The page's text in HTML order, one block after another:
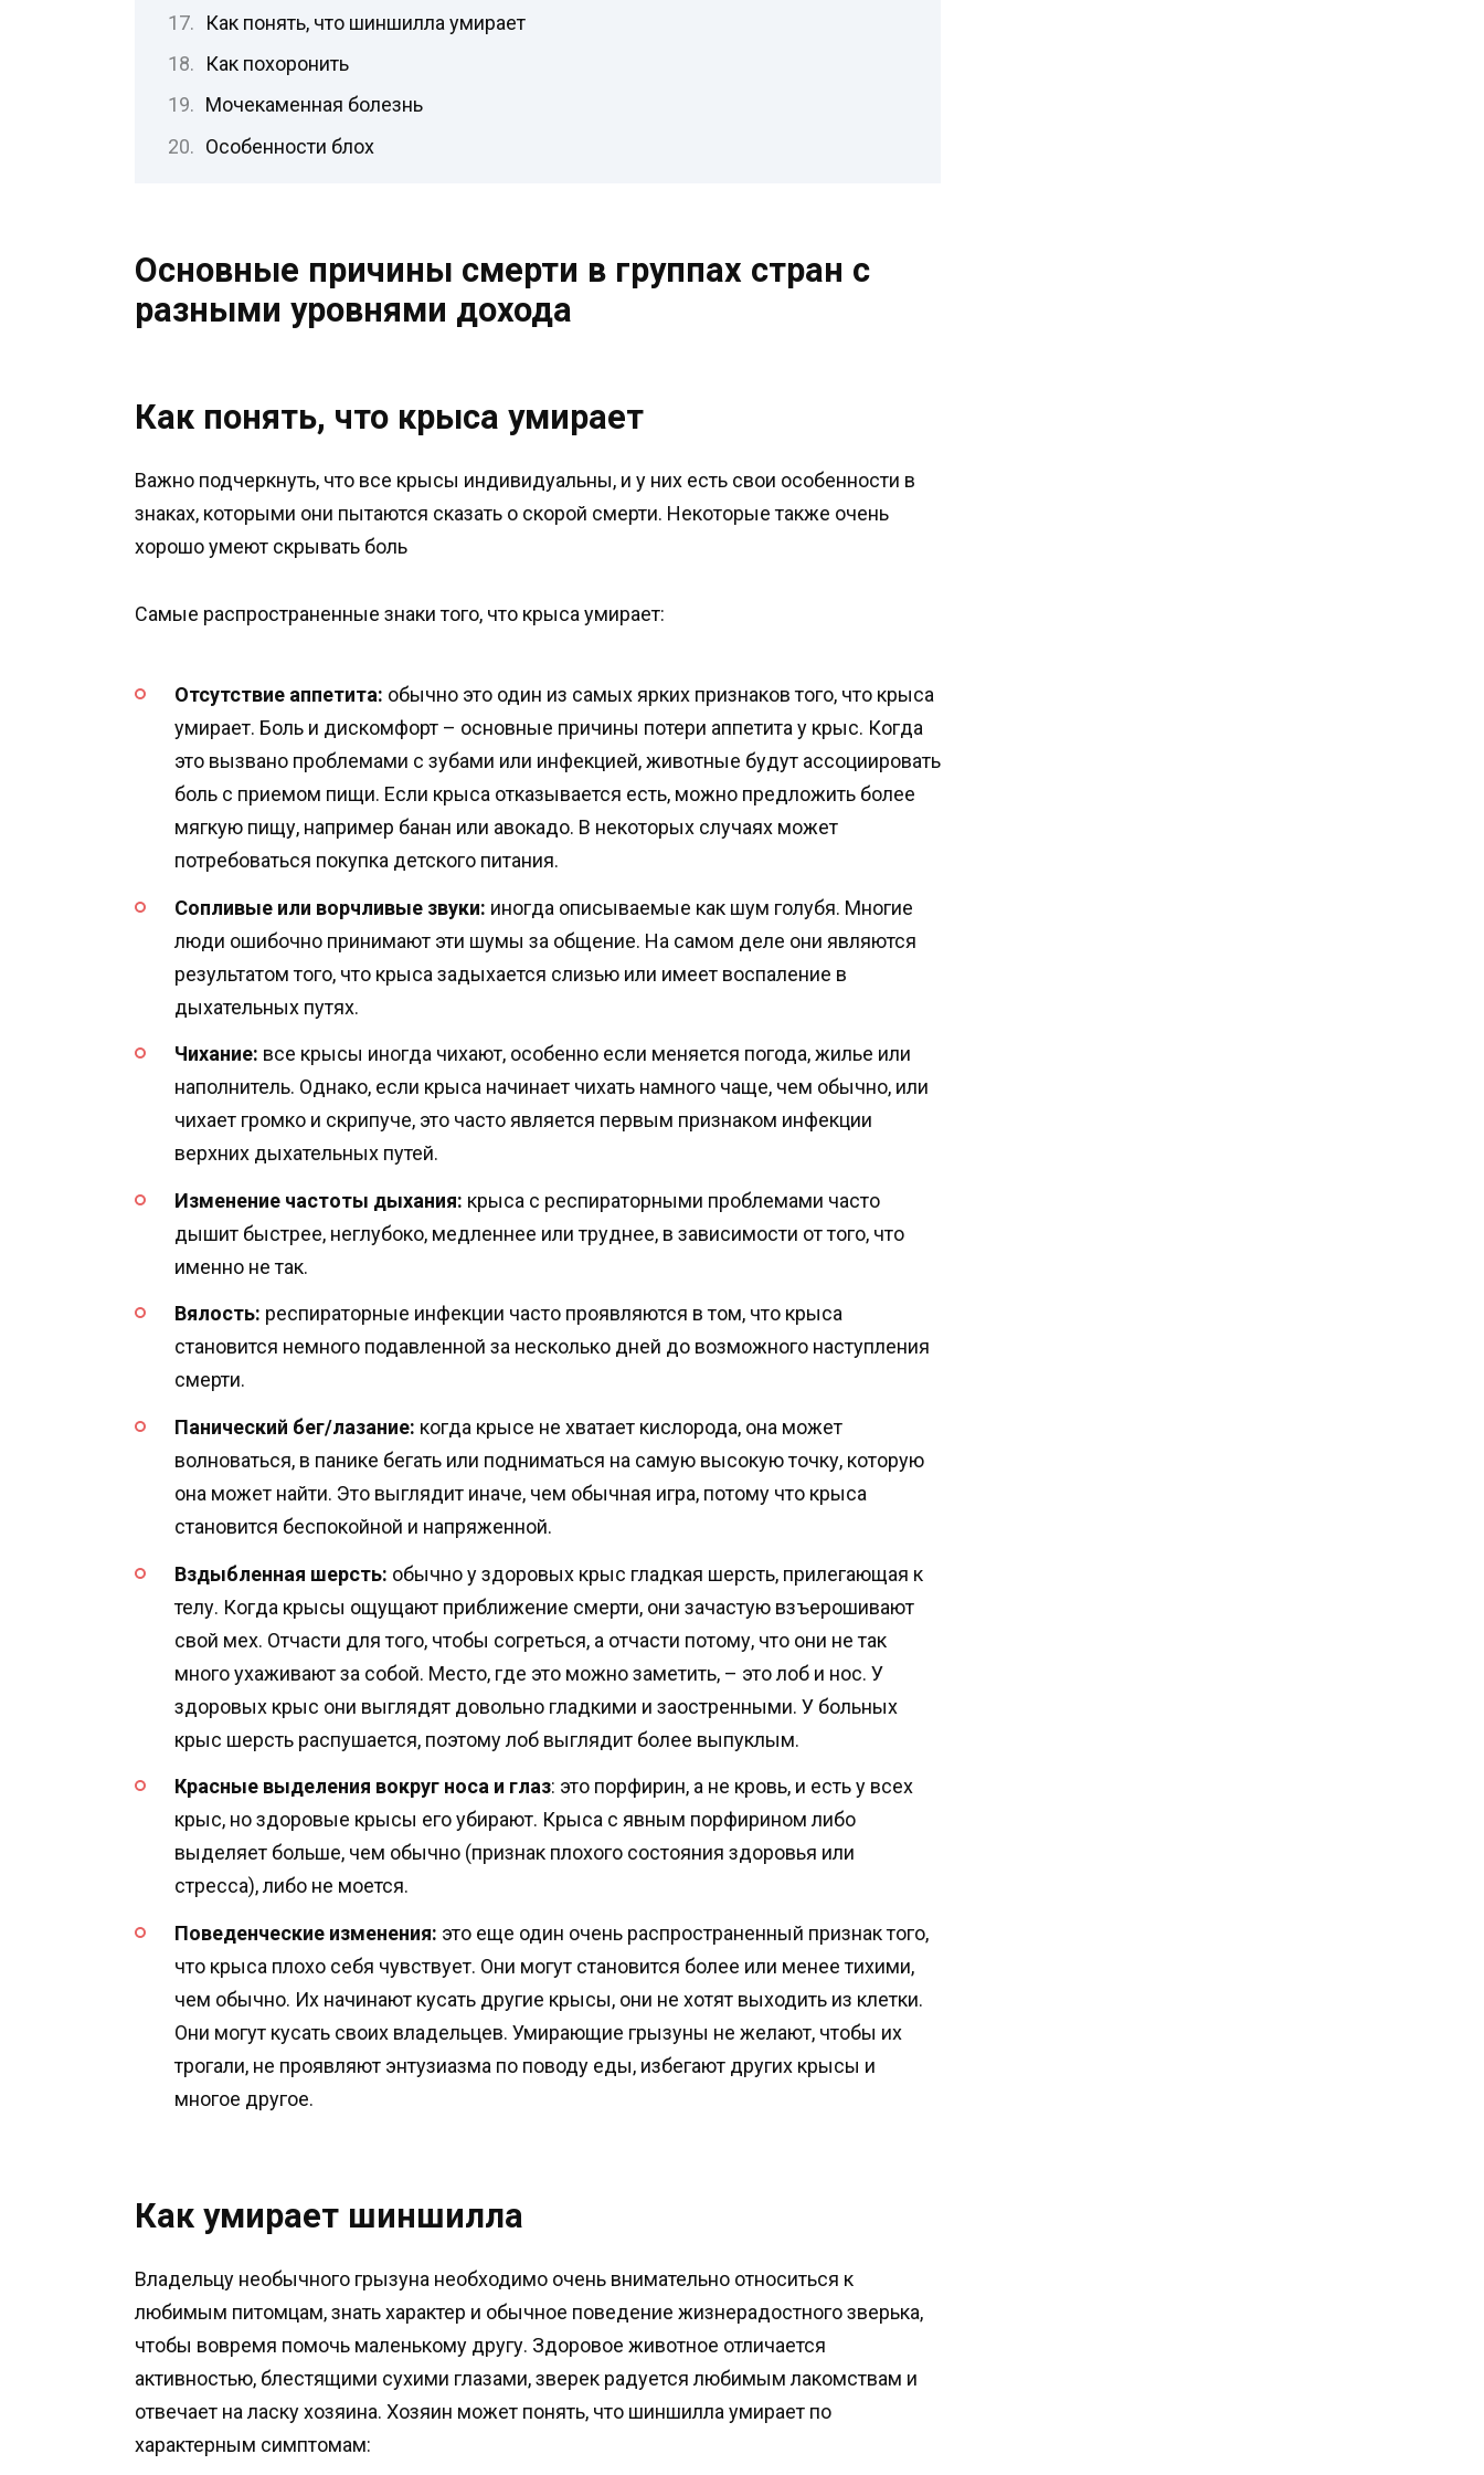
Как понять, что шиншилла умирает
Как похоронить
Мочекаменная болезнь
Особенности блох
Основные причины смерти в группах стран с
разными уровнями дохода
Как понять, что крыса умирает
Важно подчеркнуть, что все крысы индивидуальны, и у них есть свои особенности в
знаках, которыми они пытаются сказать о скорой смерти. Некоторые также очень
хорошо умеют скрывать боль
Самые распространенные знаки того, что крыса умирает:
Отсутствие аппетита: обычно это один из самых ярких признаков того, что крыса
умирает. Боль и дискомфорт – основные причины потери аппетита у крыс. Когда
это вызвано проблемами с зубами или инфекцией, животные будут ассоциировать
боль с приемом пищи. Если крыса отказывается есть, можно предложить более
мягкую пищу, например банан или авокадо. В некоторых случаях может
потребоваться покупка детского питания.
Сопливые или ворчливые звуки: иногда описываемые как шум голубя. Многие
люди ошибочно принимают эти шумы за общение. На самом деле они являются
результатом того, что крыса задыхается слизью или имеет воспаление в
дыхательных путях.
Чихание: все крысы иногда чихают, особенно если меняется погода, жилье или
наполнитель. Однако, если крыса начинает чихать намного чаще, чем обычно, или
чихает громко и скрипуче, это часто является первым признаком инфекции
верхних дыхательных путей.
Изменение частоты дыхания: крыса с респираторными проблемами часто
дышит быстрее, неглубоко, медленнее или труднее, в зависимости от того, что
именно не так.
Вялость: респираторные инфекции часто проявляются в том, что крыса
становится немного подавленной за несколько дней до возможного наступления
смерти.
Панический бег/лазание: когда крысе не хватает кислорода, она может
волноваться, в панике бегать или подниматься на самую высокую точку, которую
она может найти. Это выглядит иначе, чем обычная игра, потому что крыса
становится беспокойной и напряженной.
Вздыбленная шерсть: обычно у здоровых крыс гладкая шерсть, прилегающая к
телу. Когда крысы ощущают приближение смерти, они зачастую взъерошивают
свой мех. Отчасти для того, чтобы согреться, а отчасти потому, что они не так
много ухаживают за собой. Место, где это можно заметить, – это лоб и нос. У
здоровых крыс они выглядят довольно гладкими и заостренными. У больных
крыс шерсть распушается, поэтому лоб выглядит более выпуклым.
Красные выделения вокруг носа и глаз: это порфирин, а не кровь, и есть у всех
крыс, но здоровые крысы его убирают. Крыса с явным порфирином либо
выделяет больше, чем обычно (признак плохого состояния здоровья или
стресса), либо не моется.
Поведенческие изменения: это еще один очень распространенный признак того,
что крыса плохо себя чувствует. Они могут становится более или менее тихими,
чем обычно. Их начинают кусать другие крысы, они не хотят выходить из клетки.
Они могут кусать своих владельцев. Умирающие грызуны не желают, чтобы их
трогали, не проявляют энтузиазма по поводу еды, избегают других крысы и
многое другое.
Как умирает шиншилла
Владельцу необычного грызуна необходимо очень внимательно относиться к
любимым питомцам, знать характер и обычное поведение жизнерадостного зверька,
чтобы вовремя помочь маленькому другу. Здоровое животное отличается
активностью, блестящими сухими глазами, зверек радуется любимым лакомствам и
отвечает на ласку хозяина. Хозяин может понять, что шиншилла умирает по
характерным симптомам: